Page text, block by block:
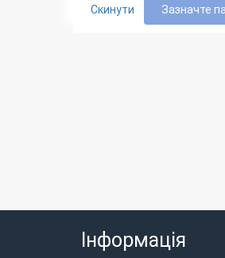
Скинути Зазначте
Інформація